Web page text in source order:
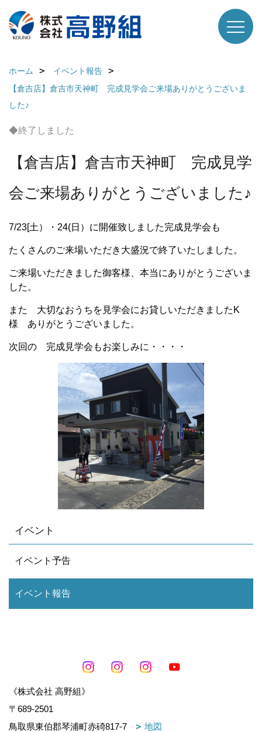
ホーム
イベント報告
【倉吉店】倉吉市天神町 完成見学会ご来場ありがとうございま
した♪
◆終了しました
【倉吉店】倉吉市天神町 完成見学
会ご来場ありがとうございました♪
7/23[土）・24(日）に開催致しました完成見学会も
たくさんのご来場いただき大盛況で終了いたしました。
ご来場いただきました御客様、本当にありがとうございま
した。
また 大切なおうちを見学会にお貸しいただきましたK
様 ありがとうございました。
次回の 完成見学会もお楽しみに・・・・
イベント
イベント予告
イベント報告
《株式会社 高野組》
〒689-2501
鳥取県東伯郡琴浦町赤碕817-7
地図